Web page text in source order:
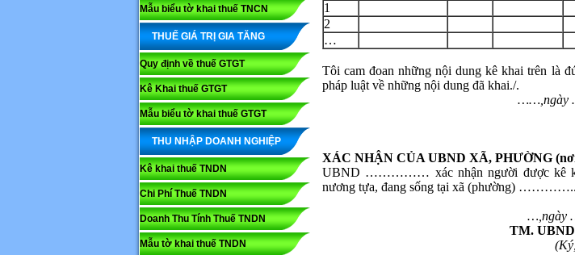
Mẫu biểu tờ khai thuế TNCN
THUẾ GIÁ TRỊ GIA TĂNG
Quy định về thuế GTGT
Kê Khai thuế GTGT
Mẫu biểu tờ khai thuế GTGT
THU NHẬP DOANH NGHIỆP
Kê khai thuế TNDN
Chi Phí Thuế TNDN
Doanh Thu Tính Thuế TNDN
Mẫu tờ khai thuế TNDN
1
2
…
Tôi cam đoan những nội dung kê khai trên là
pháp luật về những nội dung đã khai./.
……,n
XÁC NHẬN CỦA UBND XÃ, PHƯỜNG
UBND …………… xác nhận người được kê
nương tựa, đang sống tại xã (phường)
TM.